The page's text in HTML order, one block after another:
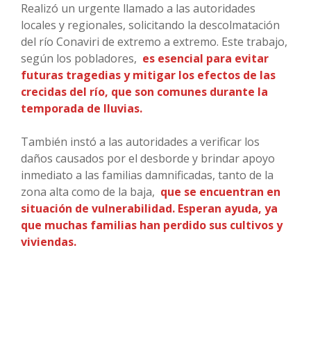
Realizó un urgente llamado a las autoridades
locales y regionales, solicitando la descolmatación
del río Conaviri de extremo a extremo. Este trabajo,
según los pobladores, es esencial para evitar
futuras tragedias y mitigar los efectos de las
crecidas del río, que son comunes durante la
temporada de lluvias.
También instó a las autoridades a verificar los
daños causados por el desborde y brindar apoyo
inmediato a las familias damnificadas, tanto de la
zona alta como de la baja, que se encuentran en
situación de vulnerabilidad. Esperan ayuda, ya
que muchas familias han perdido sus cultivos y
viviendas.